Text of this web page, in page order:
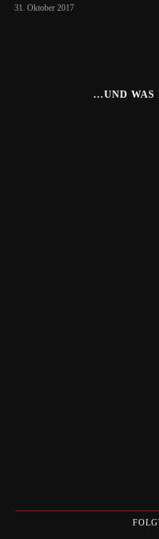
31. Oktober 2017
...UND WAS